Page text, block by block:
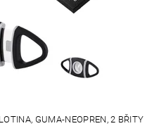
GUMA-NEOPREN, 2 BŘITY